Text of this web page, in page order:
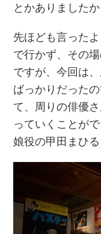
とかありましたか
先ほども言った
で行かず、その
ですが、今回は
ばっかりだった
て、周りの俳優
っていくことが
娘役の甲田まひ